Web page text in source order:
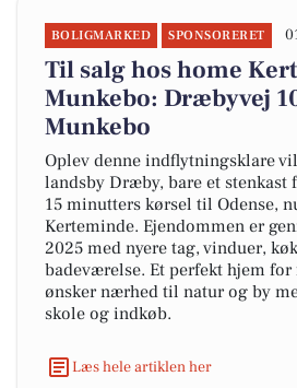
BOLIGMARKED SPONSORERET
Til salg hos home
Munkebo: Dræbyvej
Munkebo
Oplev denne indflytningsklare
landsby Dræby, bare et stenkast
15 minutters kørsel til Odense,
Kerteminde. Ejendommen er
2025 med nyere tag, vinduer,
badeværelse. Et perfekt hjem
ønsker nærhed til natur og by
skole og indkøb.
Læs hele artiklen her